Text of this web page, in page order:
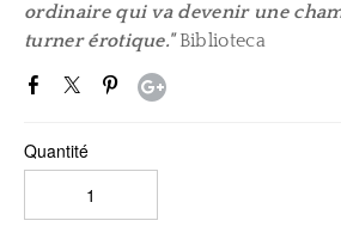
ordinaire qui va devenir une
turner érotique."Biblioteca
Quantité